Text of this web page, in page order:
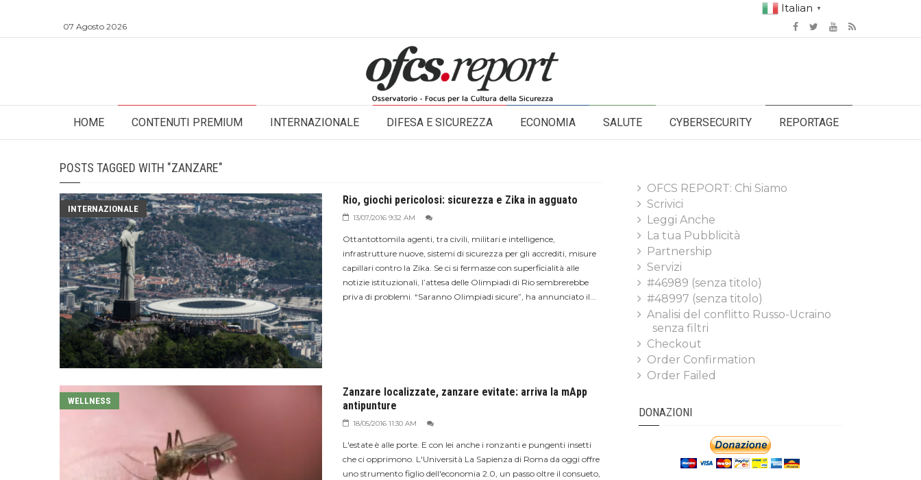
Italian ▼
07 Agosto 2026
HOME CONTENUTI PREMIUM INTERNAZIONALE DIFESA E SICUREZZA ECONOMIA SALUTE CYBERSECURITY REPORTAGE
POSTS TAGGED WITH "ZANZARE"
INTERNAZIONALE
Rio, giochi pericolosi: sicurezza e Zika in agguato
13/07/2016 9:32 AM
Ottantottomila agenti, tra civili, militari e intelligence,
infrastrutture nuove, sistemi di sicurezza per gli accrediti, misure
capillari contro la Zika. Se ci si fermasse con superficialità alle
notizie istituzionali, l’attesa delle Olimpiadi di Rio sembrerebbe
priva di problemi. “Saranno Olimpiadi sicure”, ha annunciato il...
WELLNESS
Zanzare localizzate, zanzare evitate: arriva la mApp
antipunture
18/05/2016 11:30 AM
L'estate è alle porte. E con lei anche i ronzanti e pungenti insetti
che ci opprimono. L'Università La Sapienza di Roma da oggi offre
uno strumento figlio dell'economia 2.0, un passo oltre il consueto,
OFCS REPORT: Chi Siamo
Scrivici
Leggi Anche
La tua Pubblicità
Partnership
Servizi
#46989 (senza titolo)
#48997 (senza titolo)
Analisi del conflitto Russo-Ucraino
senza filtri
Checkout
Order Confirmation
Order Failed
DONAZIONI